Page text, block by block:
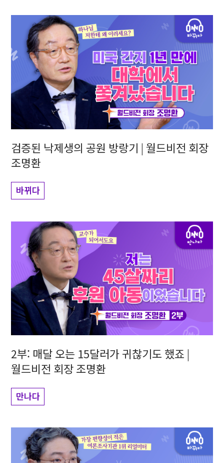
검증된 낙제생의 공원 방랑기 | 월드비전 회장
조명환
바뀌다
2부: 매달 오는 15달러가 귀찮기도 했죠 |
월드비전 회장 조명환
만나다